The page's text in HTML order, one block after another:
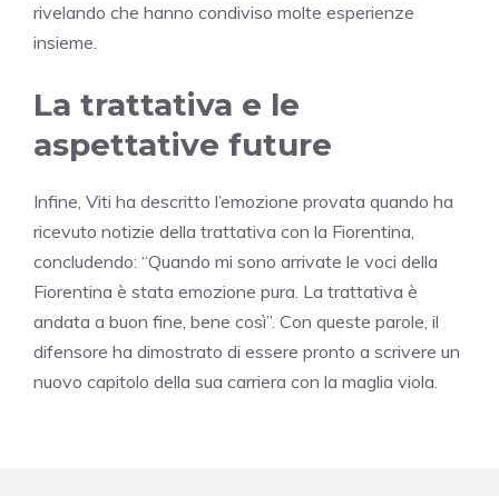
rivelando che hanno condiviso molte esperienze
insieme.
La trattativa e le
aspettative future
Infine, Viti ha descritto l’emozione provata quando ha
ricevuto notizie della trattativa con la Fiorentina,
concludendo: “Quando mi sono arrivate le voci della
Fiorentina è stata emozione pura. La trattativa è
andata a buon fine, bene così”. Con queste parole, il
difensore ha dimostrato di essere pronto a scrivere un
nuovo capitolo della sua carriera con la maglia viola.